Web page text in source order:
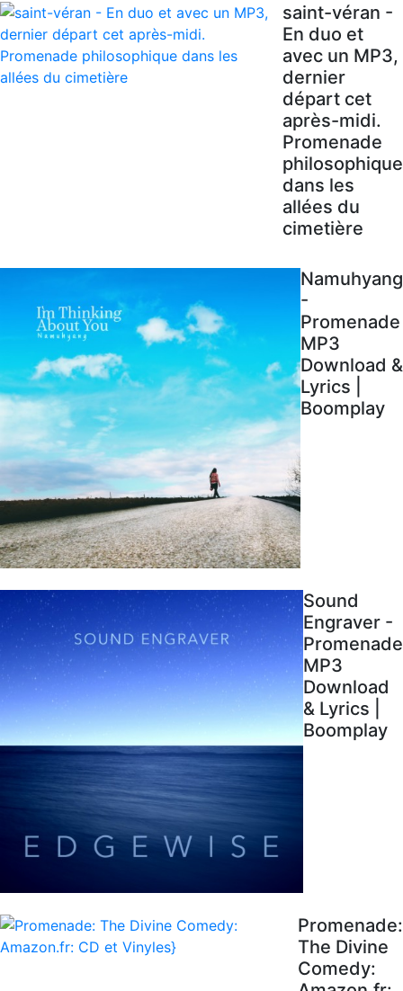
saint-véran -
En duo et
avec un MP3,
dernier
départ cet
après-midi.
Promenade
philosophique
dans les
allées du
cimetière
Namuhyang
-
Promenade
MP3
Download &
Lyrics |
Boomplay
Sound
Engraver -
Promenade
MP3
Download
& Lyrics |
Boomplay
Promenade:
The Divine
Comedy: